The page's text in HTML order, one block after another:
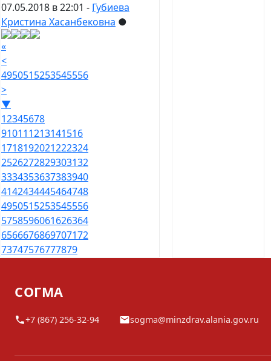
07.05.2018 в 22:01 - Губиева
Кристина Хасанбековна ●
«
<
4950515253545556
>
▼
12345678
910111213141516
1718192021222324
2526272829303132
3334353637383940
4142434445464748
4950515253545556
5758596061626364
6566676869707172
73747576777879
СОГМА
+7 (867) 256-32-94 sogma@minzdrav.alania.gov.ru